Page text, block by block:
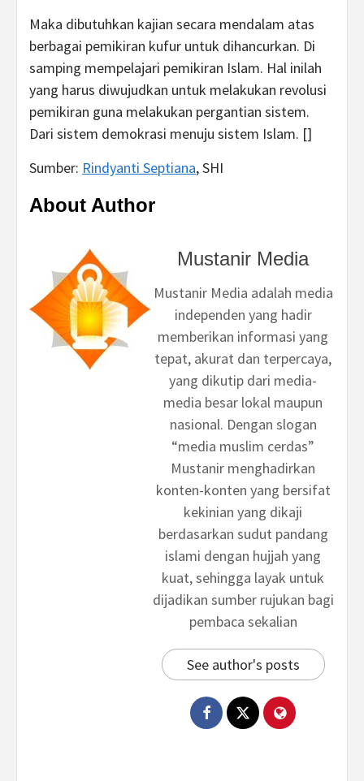
Maka dibutuhkan kajian secara mendalam atas
berbagai pemikiran kufur untuk dihancurkan. Di
samping mempelajari pemikiran Islam. Hal inilah
yang harus diwujudkan untuk melakukan revolusi
pemikiran guna melakukan pergantian sistem.
Dari sistem demokrasi menuju sistem Islam. []
Sumber: Rindyanti Septiana, SHI
About Author
Mustanir Media
Mustanir Media adalah media
independen yang hadir
memberikan informasi yang
tepat, akurat dan terpercaya,
yang dikutip dari media-
media besar lokal maupun
nasional. Dengan slogan
“media muslim cerdas”
Mustanir menghadirkan
konten-konten yang bersifat
kekinian yang dikaji
berdasarkan sudut pandang
islami dengan hujjah yang
kuat, sehingga layak untuk
dijadikan sumber rujukan bagi
pembaca sekalian
See author's posts